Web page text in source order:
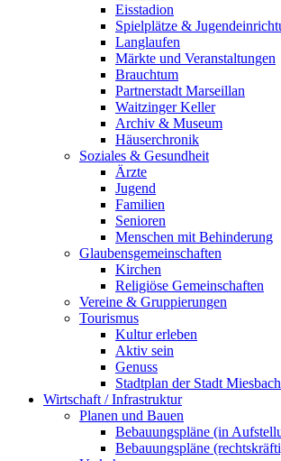
Eisstadion
Spielplätze &
Langlaufen
Märkte und Veranstaltungen
Brauchtum
Partnerstadt Marseillan
Waitzinger Keller
Archiv & Museum
Häuserchronik
Soziales & Gesundheit
Ärzte
Jugend
Familien
Senioren
Menschen mit Behinderung
Glaubensgemeinschaften
Kirchen
Religiöse Gemeinschaften
Vereine & Gruppierungen
Tourismus
Kultur erleben
Aktiv sein
Genuss
Stadtplan der Stadt Miesbach
Wirtschaft / Infrastruktur
Planen und Bauen
Bebauungspläne (in
Bebauungspläne